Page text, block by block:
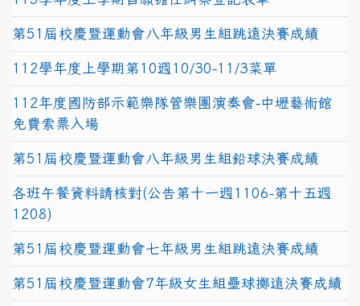
第51屆校慶暨運動會八年級男生組跳遠決賽成績
112學年度上學期第10週10/30-11/3菜單
112年度國防部示範樂隊管樂團演奏會-中壢藝術館
免費索票入場
第51屆校慶暨運動會八年級男生組鉛球決賽成績
各班午餐資料請核對(公告第十一週1106-第十五週
1208)
第51屆校慶暨運動會七年級男生組跳遠決賽成績
第51屆校慶暨運動會7年級女生組壘球擲遠決賽成績